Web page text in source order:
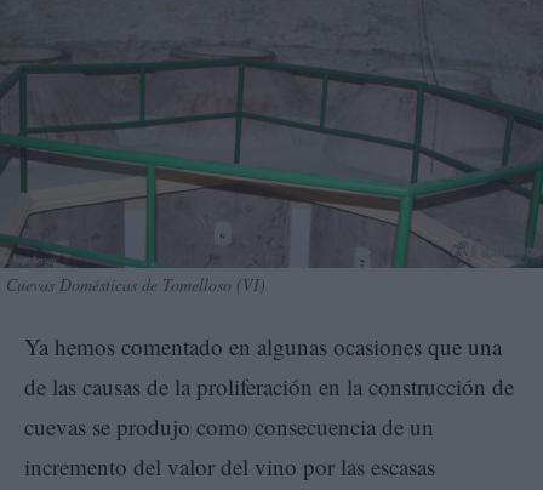
Cuevas Domésticas de Tomelloso (VI)
Ya hemos comentado en algunas ocasiones que una
de las causas de la proliferación en la construcción de
cuevas se produjo como consecuencia de un
incremento del valor del vino por las escasas